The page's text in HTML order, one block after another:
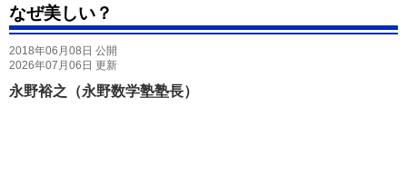
なぜ美しい？
2018年06月08日 公開
2026年07月06日 更新
永野裕之（永野数学塾塾長）